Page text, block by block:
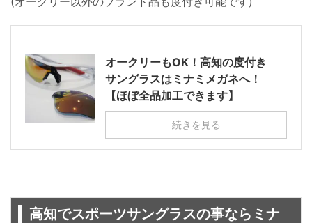
オークリーもOK！高知の度付き
サングラスはミナミメガネへ！
【ほぼ全品加工できます】
続きを見る
高知でスポーツサングラスの事ならミナ